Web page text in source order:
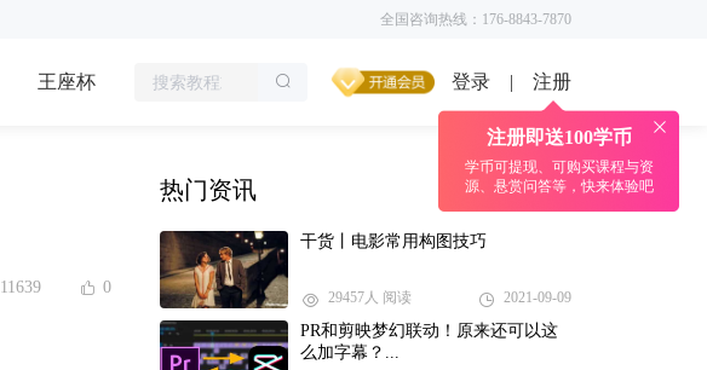
全国咨询热线：176-8843-7870
王座杯 登录 |
注册即送100学币
学币可提现、可购买课程与资
源、悬赏问答等，快来体验吧
注册
11639 0
热门资讯
干货丨电影常用构图技巧
29457人 阅读 2021-09-09
PR和剪映梦幻联动！原来还可以这
么加字幕？...